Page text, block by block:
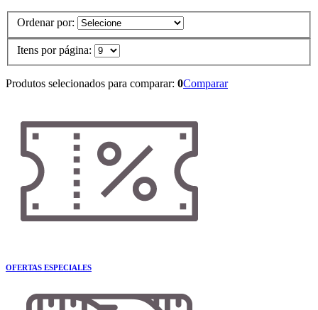
Ordenar por:
Itens por página:
Produtos selecionados para comparar: 0Comparar
OFERTAS ESPECIALES